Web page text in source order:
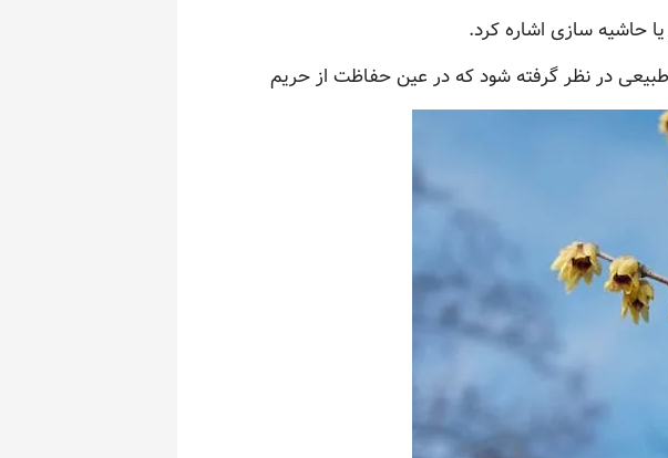
حاشیه سازی اشاره کرد.
در نظر گرفته شود که در عین حفاظت از حریم